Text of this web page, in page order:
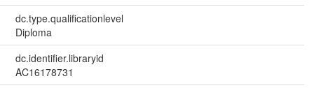
dc.type.qualificationlevel
Diploma
dc.identifier.libraryid
AC16178731